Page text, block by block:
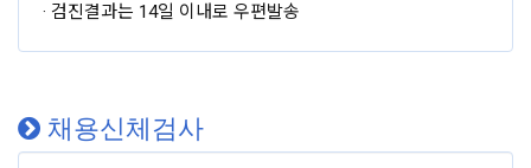
· 검진결과는 14일 이내로 우편발송
채용신체검사